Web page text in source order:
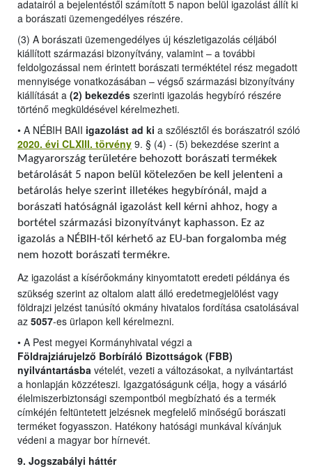
adatairól a bejelentéstől számított 5 napon belül igazolást állít ki
a borászati üzemengedélyes részére.
(3) A borászati üzemengedélyes új készletigazolás céljából
kiállított származási bizonyítvány, valamint – a további
feldolgozással nem érintett borászati terméktétel rész megadott
mennyisége vonatkozásában – végső származási bizonyítvány
kiállítását a (2) bekezdés szerinti igazolás hegybíró részére
történő megküldésével kérelmezheti.
• A NÉBIH BAII igazolást ad ki a szőlésztől és borászatról szóló
2020. évi CLXIII. törvény 9. § (4) - (5) bekezdése szerint a
Magyarország területére behozott borászati termékek
betárolását 5 napon belül kötelezően be kell jelenteni a
betárolás helye szerint illetékes hegybírónál, majd a
borászati hatóságnál igazolást kell kérni ahhoz, hogy a
bortétel származási bizonyítványt kaphasson. Ez az
igazolás a NÉBIH-től kérhető az EU-ban forgalomba még
nem hozott borászati termékre.
Az igazolást a kísérőokmány kinyomtatott eredeti példánya és
szükség szerint az oltalom alatt álló eredetmegjelölést vagy
földrajzi jelzést tanúsító okmány hivatalos fordítása csatolásával
az 5057-es ürlapon kell kérelmezni.
• A Pest megyei Kormányhivatal végzi a
Földrajziárujelző Borbíráló Bizottságok (FBB)
nyilvántartásba vételét, vezeti a változásokat, a nyilvántartást
a honlapján közzéteszi. Igazgatóságunk célja, hogy a vásárló
élelmiszerbiztonsági szempontból megbízható és a termék
címkéjén feltüntetett jelzésnek megfelelő minőségű borászati
terméket fogyasszon. Hatékony hatósági munkával kívánjuk
védeni a magyar bor hírnevét.
9. Jogszabályi háttér